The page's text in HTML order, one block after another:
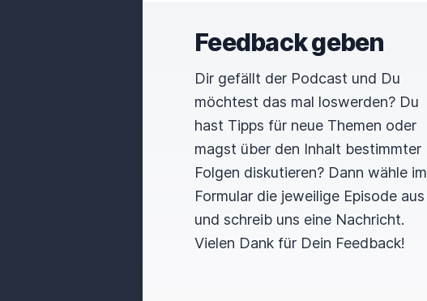
Feedback geben
Dir gefällt der Podcast und Du
möchtest das mal loswerden? Du
hast Tipps für neue Themen oder
magst über den Inhalt bestimmter
Folgen diskutieren? Dann wähle im
Formular die jeweilige Episode aus
und schreib uns eine Nachricht.
Vielen Dank für Dein Feedback!